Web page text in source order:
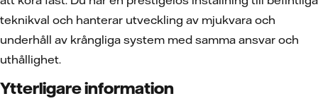
teknikval och hanterar utveckling av mjukvara och
underhåll av krångliga system med samma ansvar och
uthållighet.
Ytterligare information